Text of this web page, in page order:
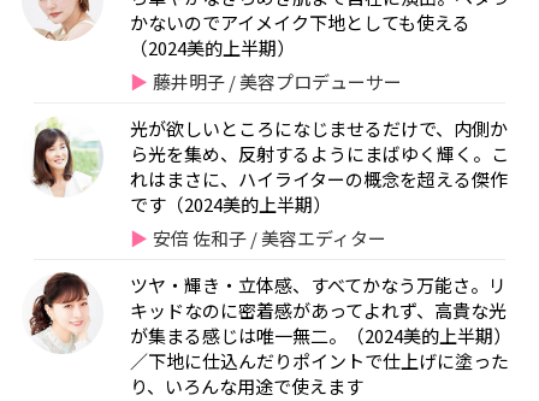
かないのでアイメイク下地としても使える
（2024美的上半期）
藤井明子 / 美容プロデューサー
光が欲しいところになじませるだけで、内側か
ら光を集め、反射するようにまばゆく輝く。こ
れはまさに、ハイライターの概念を超える傑作
です（2024美的上半期）
安倍 佐和子 / 美容エディター
ツヤ・輝き・立体感、すべてかなう万能さ。リ
キッドなのに密着感があってよれず、高貴な光
が集まる感じは唯一無二。（2024美的上半期）
／下地に仕込んだりポイントで仕上げに塗った
り、いろんな用途で使えます